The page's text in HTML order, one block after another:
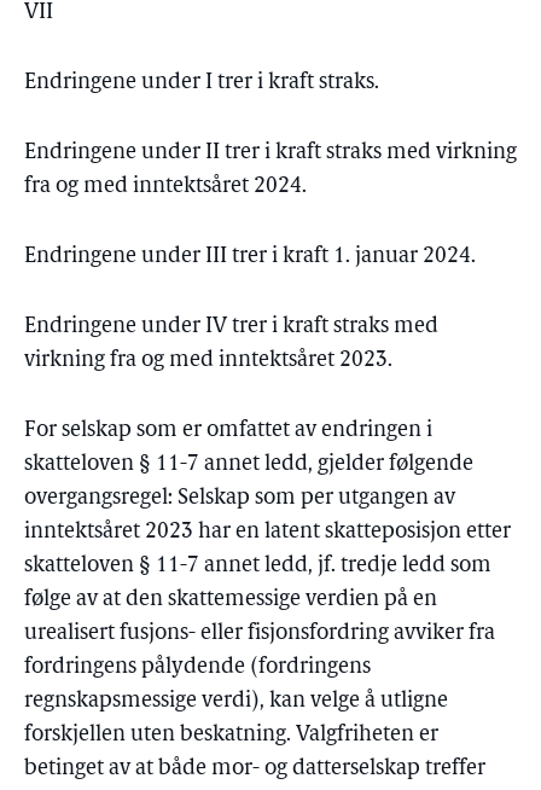
VII
Endringene under I trer i kraft straks.
Endringene under II trer i kraft straks med virkning
fra og med inntektsåret 2024.
Endringene under III trer i kraft 1. januar 2024.
Endringene under IV trer i kraft straks med
virkning fra og med inntektsåret 2023.
For selskap som er omfattet av endringen i
skatteloven § 11-7 annet ledd, gjelder følgende
overgangsregel: Selskap som per utgangen av
inntektsåret 2023 har en latent skatteposisjon etter
skatteloven § 11-7 annet ledd, jf. tredje ledd som
følge av at den skattemessige verdien på en
urealisert fusjons- eller fisjonsfordring avviker fra
fordringens pålydende (fordringens
regnskapsmessige verdi), kan velge å utligne
forskjellen uten beskatning. Valgfriheten er
betinget av at både mor- og datterselskap treffer